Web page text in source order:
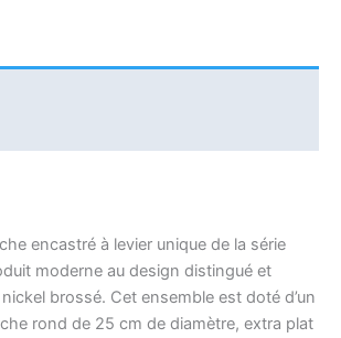
encastré à levier unique de la série
moderne au design distingué et
brossé. Cet ensemble est doté d’un
rond de 25 cm de diamètre, extra plat